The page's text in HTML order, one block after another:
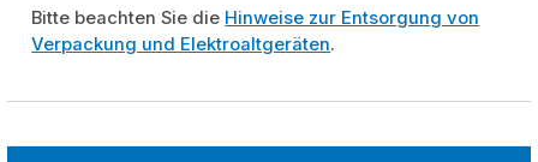
Bitte beachten Sie die Hinweise zur Entsorgung von
Verpackung und Elektroaltgeräten.